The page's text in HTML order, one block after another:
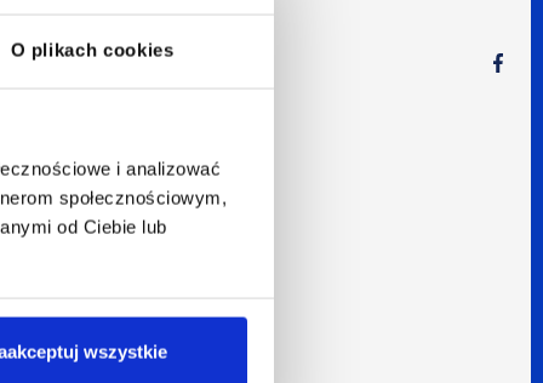
O plikach cookies
i analizować
społecznościowym,
od Ciebie lub
wszystkie